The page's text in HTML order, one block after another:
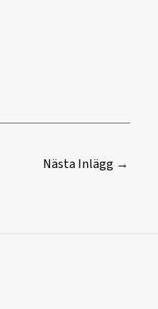
Nästa Inlägg →